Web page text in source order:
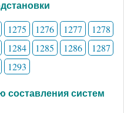
1275 1276 1277
1278
1284 1285 1286
1287
1293
составления систем